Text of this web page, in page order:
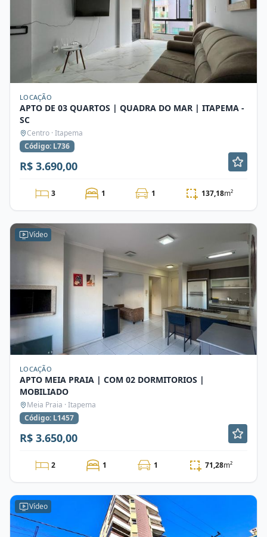
LOCAÇÃO
APTO DE 03 QUARTOS | QUADRA DO MAR | ITAPEMA -
SC
Centro · Itapema
Código: L736
R$ 3.690,00
3 1 1 137,18m²
Vídeo
LOCAÇÃO
APTO MEIA PRAIA | COM 02 DORMITORIOS |
MOBILIADO
Meia Praia · Itapema
Código: L1457
R$ 3.650,00
2 1 1 71,28m²
Vídeo